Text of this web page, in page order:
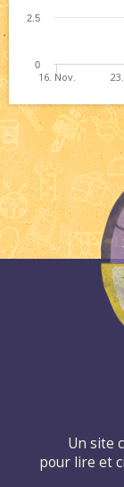
16. Nov.
0
2.5
Un site
pour lire et